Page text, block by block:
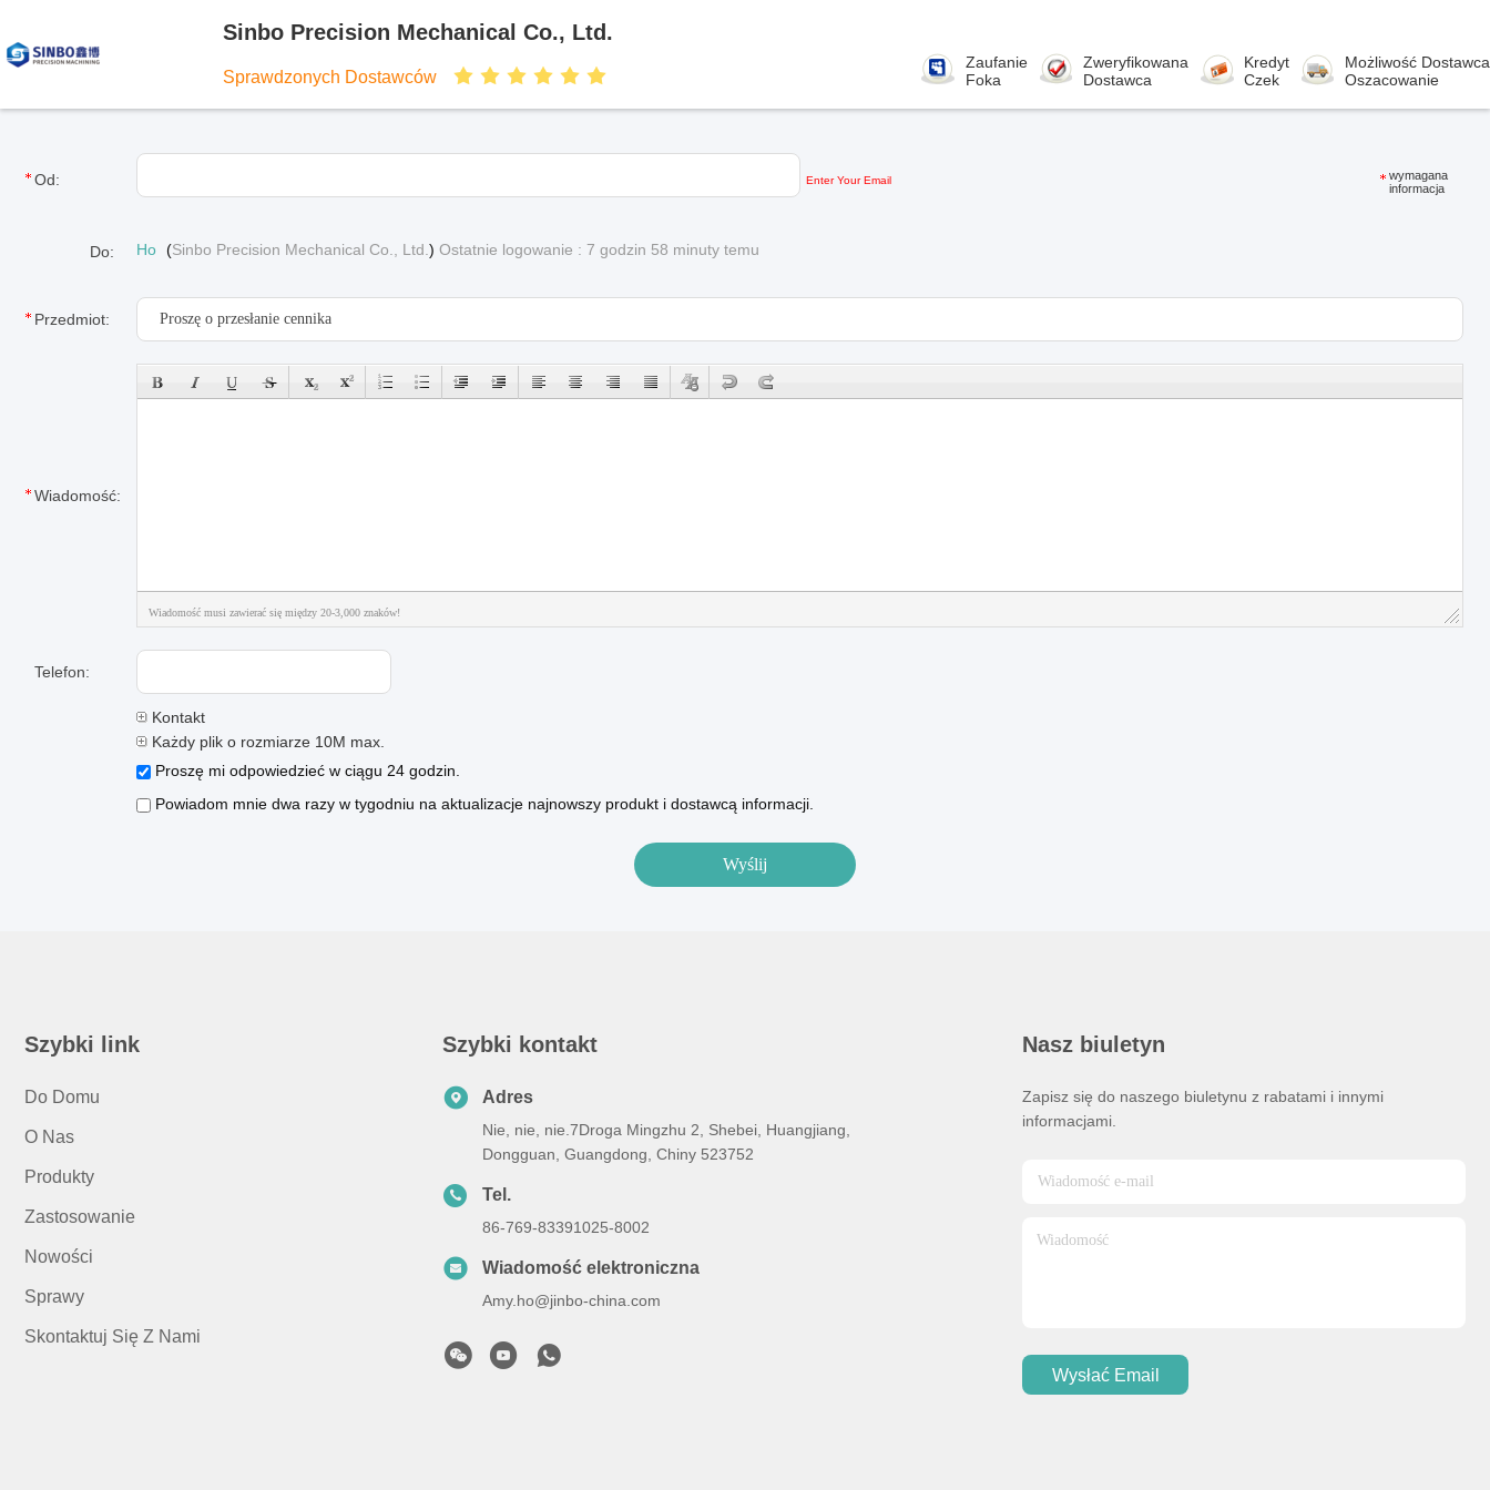
Sinbo Precision Mechanical Co., Ltd.
Sprawdzonych Dostawców
Zaufanie
Foka
Zweryfikowana
Dostawca
Kredyt
Czek
Możliwość Dostawca
Oszacowanie
Od: Enter Your Email
wymagana
informacja
Do: Ho (Sinbo Precision Mechanical Co., Ltd.)Ostatnie logowanie : 7 godzin 58 minuty temu
Przedmiot:
Wiadomość:
Wiadomość musi zawierać się między 20-3,000 znaków!
Telefon:
Kontakt
Każdy plik o rozmiarze 10M max.
Proszę mi odpowiedzieć w ciągu 24 godzin.
Powiadom mnie dwa razy w tygodniu na aktualizacje najnowszy produkt i dostawcą informacji.
Szybki link
Do Domu
O Nas
Produkty
Zastosowanie
Nowości
Sprawy
Skontaktuj Się Z Nami
Szybki kontakt
Adres
Nie, nie, nie.7Droga Mingzhu 2, Shebei, Huangjiang,
Dongguan, Guangdong, Chiny 523752
Tel.
86-769-83391025-8002
Wiadomość elektroniczna
Amy.ho@jinbo-china.com
Nasz biuletyn
Zapisz się do naszego biuletynu z rabatami i innymi
informacjami.
Wysłać Email